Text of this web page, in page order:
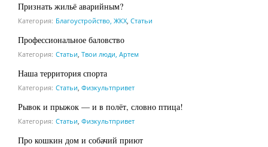
Признать жильё аварийным?
Категория: Благоустройство, ЖКХ, Статьи
Профессиональное баловство
Категория: Статьи, Твои люди, Артем
Наша территория спорта
Категория: Статьи, Физкультпривет
Рывок и прыжок — и в полёт, словно птица!
Категория: Статьи, Физкультпривет
Про кошкин дом и собачий приют